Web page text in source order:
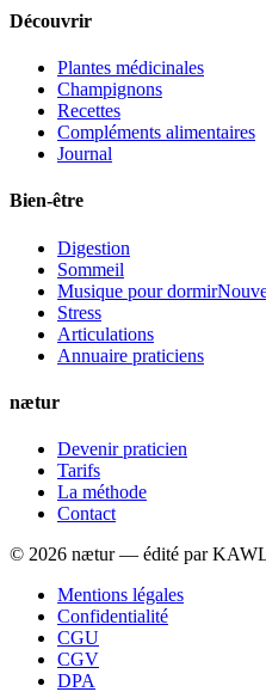
Découvrir
Plantes médicinales
Champignons
Recettes
Compléments alimentaires
Journal
Bien-être
Digestion
Sommeil
Musique pour dormir
Stress
Articulations
Annuaire praticiens
nætur
Devenir praticien
Tarifs
La méthode
Contact
© 2026 nætur — édité par
Mentions légales
Confidentialité
CGU
CGV
DPA